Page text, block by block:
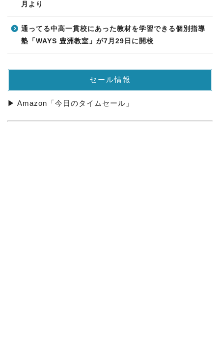
月より
通ってる中高一貫校にあった教材を学習できる個別指導
塾「WAYS 豊洲教室」が7月29日に開校
セール情報
▶ Amazon「今日のタイムセール」